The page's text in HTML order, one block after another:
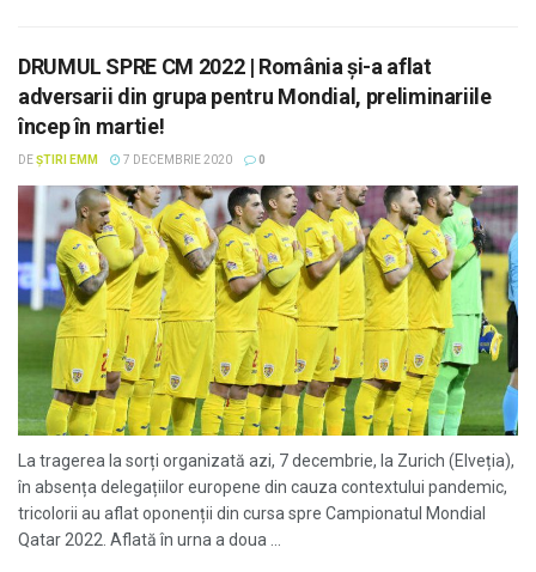
DRUMUL SPRE CM 2022 | România și-a aflat
adversarii din grupa pentru Mondial, preliminariile
încep în martie!
DEȘTIRI EMM 7 DECEMBRIE 2020 0
La tragerea la sorți organizată azi, 7 decembrie, la Zurich (Elveția),
în absența delegațiilor europene din cauza contextului pandemic,
tricolorii au aflat oponenții din cursa spre Campionatul Mondial
Qatar 2022. Aflată în urna a doua ...